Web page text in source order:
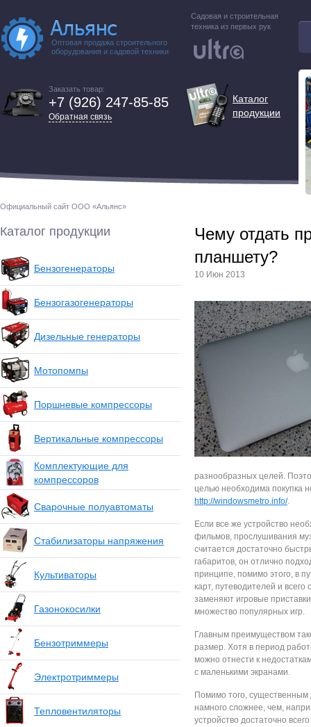
Оптовая продажа строительного
оборудования и садовой техники
Садовая и строительная
техника из первых рук
Заказать товар:
+7 (926) 247-85-85
Обратная связь
Каталог
продукции
Официальный сайт ООО «Альянс»
Каталог продукции
Бензогенераторы
Бензогазогенераторы
Дизельные генераторы
Мотопомпы
Поршневые компрессоры
Вертикальные компрессоры
Комплектующие для
компрессоров
Сварочные полуавтоматы
Стабилизаторы напряжения
Культиваторы
Газонокосилки
Бензотриммеры
Электротриммеры
Тепловентиляторы
Чему отдать
планшету?
10 Июн 2013
разнообразных целей.
целью необходима покупка
http://windowsmetro.info/.
Если все же устройство
фильмов, прослушивания
считается достаточно
габаритов, он отлично
принципе, помимо этого, в
карт, путеводителей и
заменяют игровые
множество популярных игр.
Главным преимуществом
размер. Хотя в период
можно отнести к
с маленькими экранами.
Помимо того, существенным
намного сложнее, чем,
устройство достаточно